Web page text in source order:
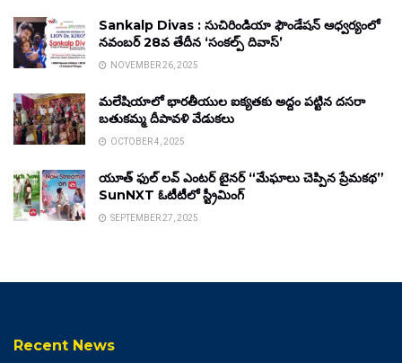
Sankalp Divas : సుచిరిండియా ఫౌండేషన్ ఆధ్వర్యంలో
నవంబర్ 28వ తేదీన ‘సంకల్ప్ దివాస్’
NOVEMBER 26, 2025
మలేషియాలో భారతీయుల ఐక్యతకు అద్దం పట్టిన దసరా
బతుకమ్మ దీపావళి వేడుకలు
OCTOBER 4, 2025
యూత్ ఫుల్ లవ్ ఎంటర్ టైనర్ “మేఘాలు చెప్పిన ప్రేమకథ”
SunNXT ఓటీటీలో స్ట్రీమింగ్
SEPTEMBER 27, 2025
Recent News